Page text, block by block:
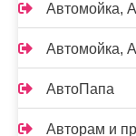
Автомойка,
Автомойка,
АвтоПапа
Авторам и